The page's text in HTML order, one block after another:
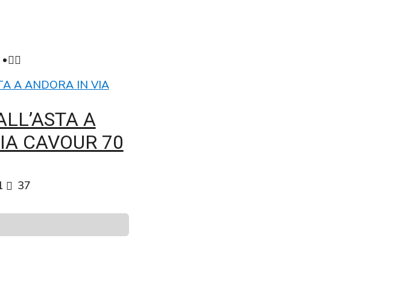
A
CAVOUR 70
37